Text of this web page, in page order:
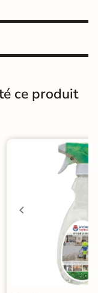
carrelage
ce produit